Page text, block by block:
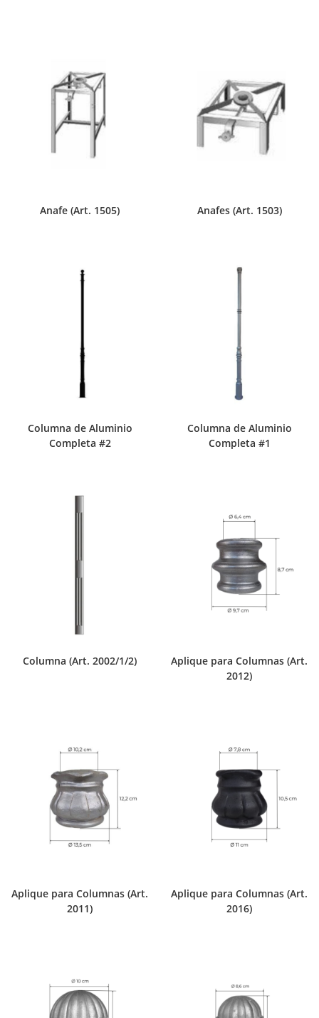
Anafe (Art. 1505) Anafes (Art. 1503)
Columna de Aluminio
Completa #2
Columna de Aluminio
Completa #1
Columna (Art. 2002/1/2)
Aplique para Columnas (Art.
2012)
Aplique para Columnas (Art.
2011)
Aplique para Columnas (Art.
2016)